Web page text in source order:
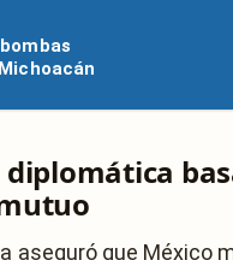
diplomática
aseguró que México